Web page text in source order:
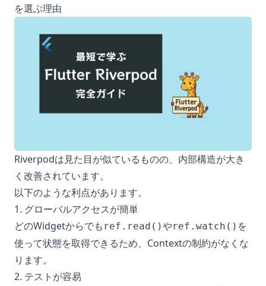
を選ぶ理由
Riverpodは見た目が似ているものの、内部構造が大き
く改善されています。
以下のような利点があります。
1. グローバルアクセスが簡単
どのWidgetからでも ref.read()やref.watch() を
使って状態を取得できるため、Contextの制約がなくな
ります。
2. テストが容易